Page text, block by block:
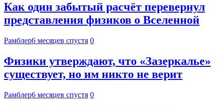
Как один забытый расчёт перевернул
представления физиков о Вселенной
Рамблер6 месяцев спустя 0
Физики утверждают, что «Зазеркалье»
существует, но им никто не верит
Рамблер6 месяцев спустя 0